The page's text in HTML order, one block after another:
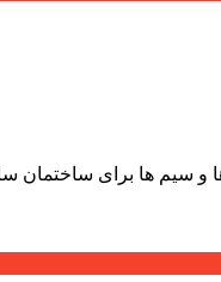
و سیم ها برای ساختمان